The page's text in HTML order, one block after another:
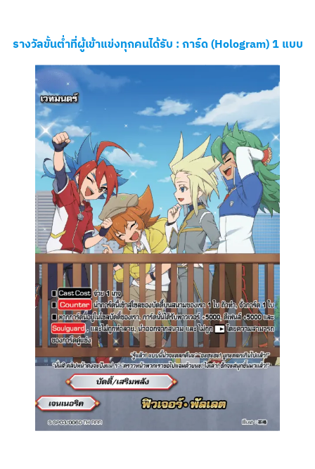
รางวัลขั้นต่ำที่ผู้เข้าแข่งทุกคนได้รับ :การ์ด (Hologram) 1 แบบ